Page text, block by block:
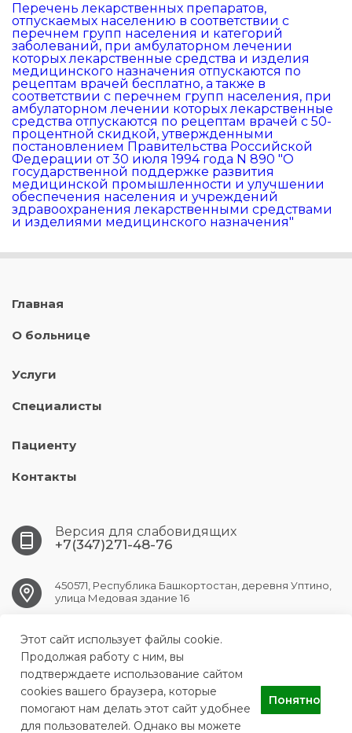
Перечень лекарственных препаратов,
отпускаемых населению в соответствии с
перечнем групп населения и категорий
заболеваний, при амбулаторном лечении
которых лекарственные средства и изделия
медицинского назначения отпускаются по
рецептам врачей бесплатно, а также в
соответствии с перечнем групп населения, при
амбулаторном лечении которых лекарственные
средства отпускаются по рецептам врачей с 50-
процентной скидкой, утвержденными
постановлением Правительства Российской
Федерации от 30 июля 1994 года N 890 "О
государственной поддержке развития
медицинской промышленности и улучшении
обеспечения населения и учреждений
здравоохранения лекарственными средствами
и изделиями медицинского назначения"
Главная
О больнице
Услуги
Специалисты
Пациенту
Контакты
Версия для слабовидящих
+7(347)271-48-76
450571, Республика Башкортостан, деревня Уптино,
улица Медовая здание 16
UFA.АKBUZAT@doctorrb.ru
ГАУЗ РПНС "Акбузат"
Этот сайт использует файлы cookie.
Продолжая работу с ним, вы
подтверждаете использование сайтом
cookies вашего браузера, которые
помогают нам делать этот сайт удобнее
для пользователей. Однако вы можете
Понятно